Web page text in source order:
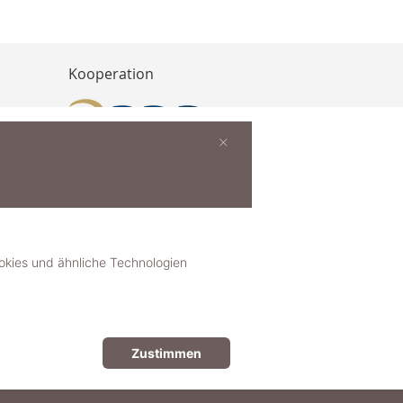
Kooperation
© 2018-2025 dekoster GmbH
und ähnliche Technologien
Zustimmen
×